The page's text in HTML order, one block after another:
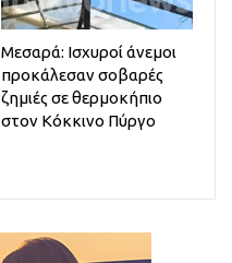
Μεσαρά: Ισχυροί άνεμοι
προκάλεσαν σοβαρές
ζημιές σε θερμοκήπιο
στον Κόκκινο Πύργο